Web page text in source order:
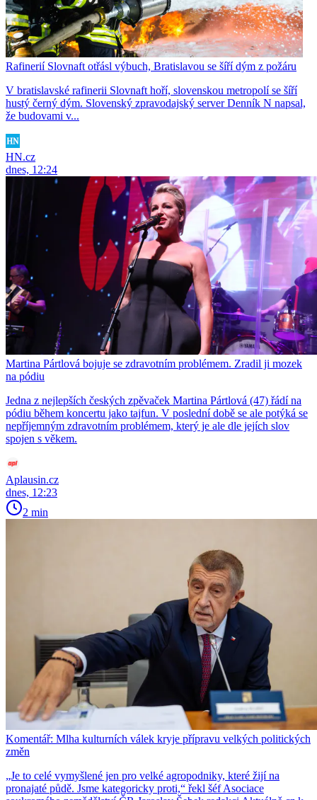
Rafinerií Slovnaft otřásl výbuch, Bratislavou se šíří dým z požáru
V bratislavské rafinerii Slovnaft hoří, slovenskou metropolí se šíří
hustý černý dým. Slovenský zpravodajský server Denník N napsal,
že budovami v...
HN.cz
dnes, 12:24
Martina Pártlová bojuje se zdravotním problémem. Zradil ji mozek
na pódiu
Jedna z nejlepších českých zpěvaček Martina Pártlová (47) řádí na
pódiu během koncertu jako tajfun. V poslední době se ale potýká se
nepříjemným zdravotním problémem, který je ale dle jejích slov
spojen s věkem.
Aplausin.cz
dnes, 12:23
2 min
Komentář: Mlha kulturních válek kryje přípravu velkých politických
změn
„Je to celé vymyšlené jen pro velké agropodniky, které žijí na
pronajaté půdě. Jsme kategoricky proti,“ řekl šéf Asociace